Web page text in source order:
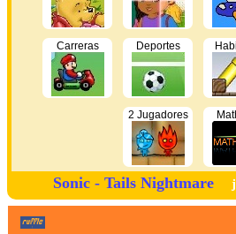
Carreras Deportes
2 Jugadores
Sonic - Tails Nightmare